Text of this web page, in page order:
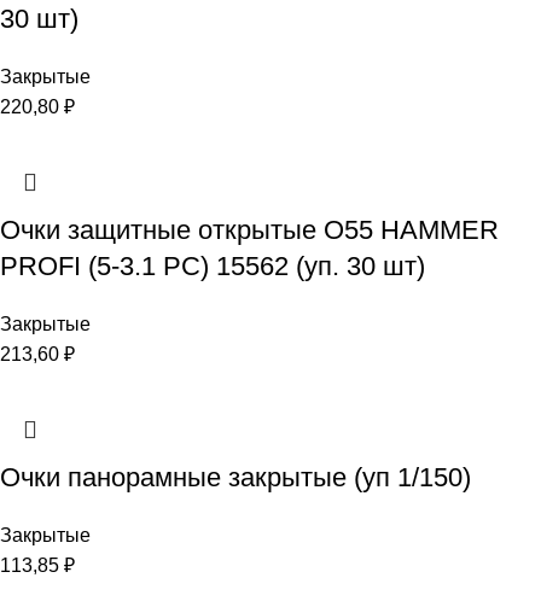
30 шт)
Закрытые
220,80 ₽
Очки защитные открытые О55 HAMMER
PROFI (5-3.1 PC) 15562 (уп. 30 шт)
Закрытые
213,60 ₽
Очки панорамные закрытые (уп 1/150)
Закрытые
113,85 ₽